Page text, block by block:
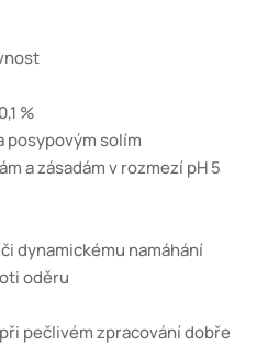
%
posypovým solím
a zásadám v rozmezí pH 5
dynamickému namáhání
oděru
pečlivém zpracování dobře